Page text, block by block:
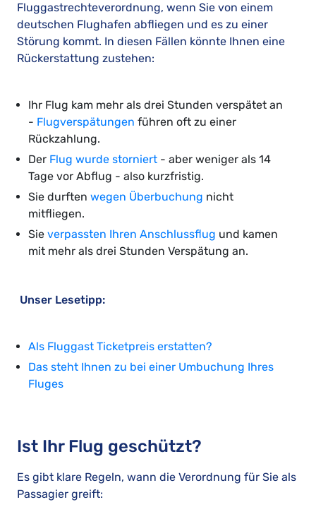
Fluggastrechteverordnung, wenn Sie von einem
deutschen Flughafen abfliegen und es zu einer
Störung kommt. In diesen Fällen könnte Ihnen eine
Rückerstattung zustehen:
Ihr Flug kam mehr als drei Stunden verspätet an
- Flugverspätungen führen oft zu einer
Rückzahlung.
Der Flug wurde storniert - aber weniger als 14
Tage vor Abflug - also kurzfristig.
Sie durften wegen Überbuchung nicht
mitfliegen.
Sie verpassten Ihren Anschlussflug und kamen
mit mehr als drei Stunden Verspätung an.
Unser Lesetipp:
Als Fluggast Ticketpreis erstatten?
Das steht Ihnen zu bei einer Umbuchung Ihres
Fluges
Ist Ihr Flug geschützt?
Es gibt klare Regeln, wann die Verordnung für Sie als
Passagier greift: